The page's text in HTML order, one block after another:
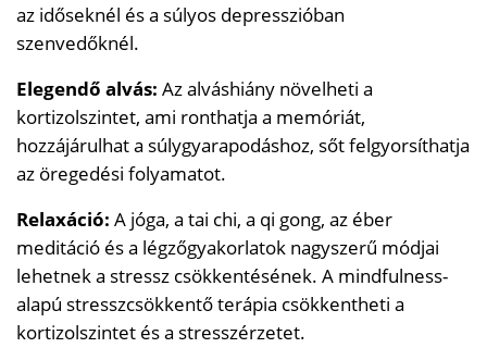
az időseknél és a súlyos depresszióban
szenvedőknél.
Elegendő alvás: Az alváshiány növelheti a
kortizolszintet, ami ronthatja a memóriát,
hozzájárulhat a súlygyarapodáshoz, sőt felgyorsíthatja
az öregedési folyamatot.
Relaxáció: A jóga, a tai chi, a qi gong, az éber
meditáció és a légzőgyakorlatok nagyszerű módjai
lehetnek a stressz csökkentésének. A mindfulness-
alapú stresszcsökkentő terápia csökkentheti a
kortizolszintet és a stresszérzetet.